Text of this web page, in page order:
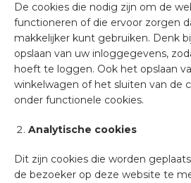
De cookies die nodig zijn om de
functioneren of die ervoor zorgen
makkelijker kunt gebruiken. Denk
opslaan van uw inloggegevens,
hoeft te loggen. Ook het opslaan
winkelwagen of het sluiten van de
onder functionele cookies.
Analytische cookies
Dit zijn cookies die worden
de bezoeker op deze website te